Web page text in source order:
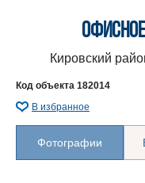
Кировский
Код объекта 182014
В избранное
Фотографии